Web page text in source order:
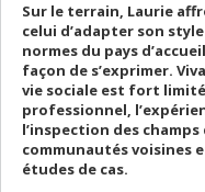
Sur le terrain, Laurie
celui d’adapter son
normes du pays
façon de s’exprimer.
vie sociale est fort
professionnel,
l’inspection des
communautés voisines
études de cas.